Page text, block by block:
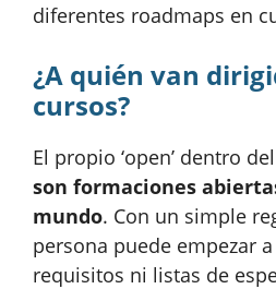
diferentes roadmaps en
¿A quién van
cursos?
El propio ‘open’ dentro
son formaciones
mundo. Con un simple
persona puede empezar
requisitos ni listas de